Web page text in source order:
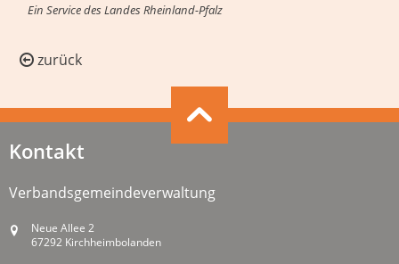
Ein Service des Landes Rheinland-Pfalz
zurück
Kontakt
Verbandsgemeindeverwaltung
Neue Allee 2
67292 Kirchheimbolanden